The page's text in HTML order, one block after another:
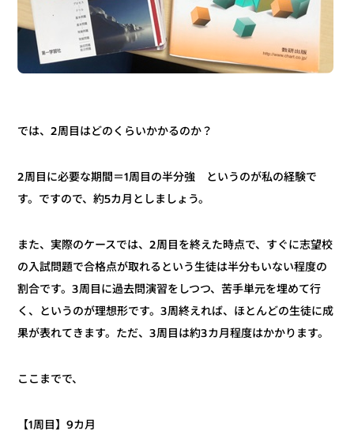
では、2周目はどのくらいかかるのか？
2周目に必要な期間＝1周目の半分強 というのが私の経験で
す。ですので、約5カ月としましょう。
また、実際のケースでは、2周目を終えた時点で、すぐに志望校
の入試問題で合格点が取れるという生徒は半分もいない程度の
割合です。3周目に過去問演習をしつつ、苦手単元を埋めて行
く、というのが理想形です。3周終えれば、ほとんどの生徒に成
果が表れてきます。ただ、3周目は約3カ月程度はかかります。
ここまでで、
【1周目】9カ月